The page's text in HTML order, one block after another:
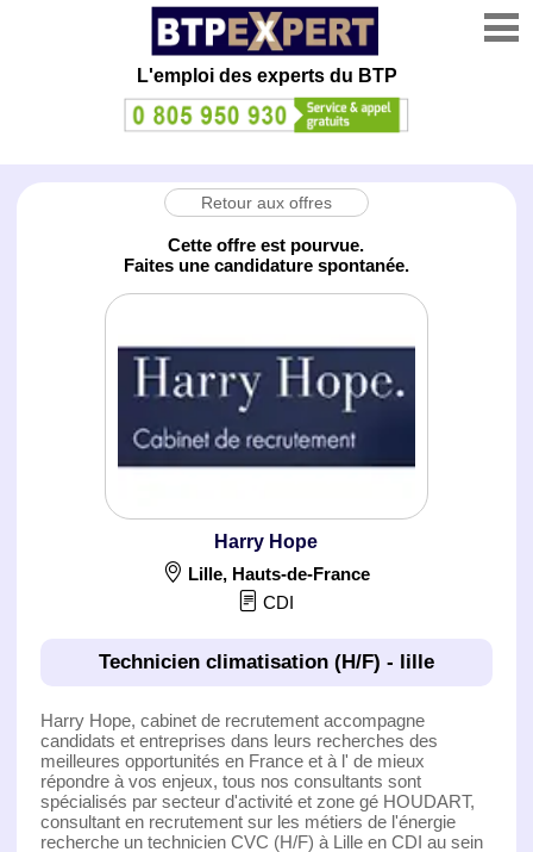
L'emploi des experts du BTP
Retour aux offres
Cette offre est pourvue.
Faites une candidature spontanée.
Harry Hope
Lille, Hauts-de-France
CDI
Technicien climatisation (H/F) - lille
Harry Hope, cabinet de recrutement accompagne
candidats et entreprises dans leurs recherches des
meilleures opportunités en France et à l' de mieux
répondre à vos enjeux, tous nos consultants sont
spécialisés par secteur d'activité et zone gé HOUDART,
consultant en recrutement sur les métiers de l'énergie
recherche un technicien CVC (H/F) à Lille en CDI au sein